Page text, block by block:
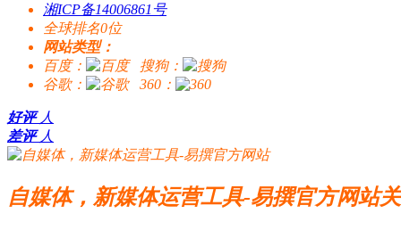
湘ICP备14006861号
全球排名0位
网站类型：
百度：
搜狗：
谷歌：
360：
好评 人
差评 人
自媒体，新媒体运营工具-易撰官方网站